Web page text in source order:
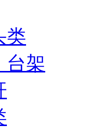
类
台架